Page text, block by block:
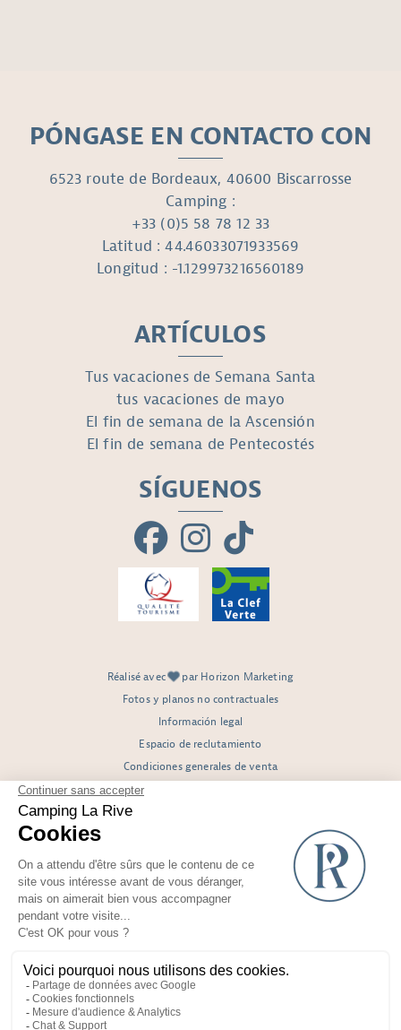
PÓNGASE EN CONTACTO CON
6523 route de Bordeaux, 40600 Biscarrosse
Camping :
+33 (0)5 58 78 12 33
Latitud : 44.46033071933569
Longitud : -1.129973216560189
ARTÍCULOS
Tus vacaciones de Semana Santa
tus vacaciones de mayo
El fin de semana de la Ascensión
El fin de semana de Pentecostés
SÍGUENOS
Réalisé avec
par Horizon Marketing
Fotos y planos no contractuales
Información legal
Espacio de reclutamiento
Condiciones generales de venta